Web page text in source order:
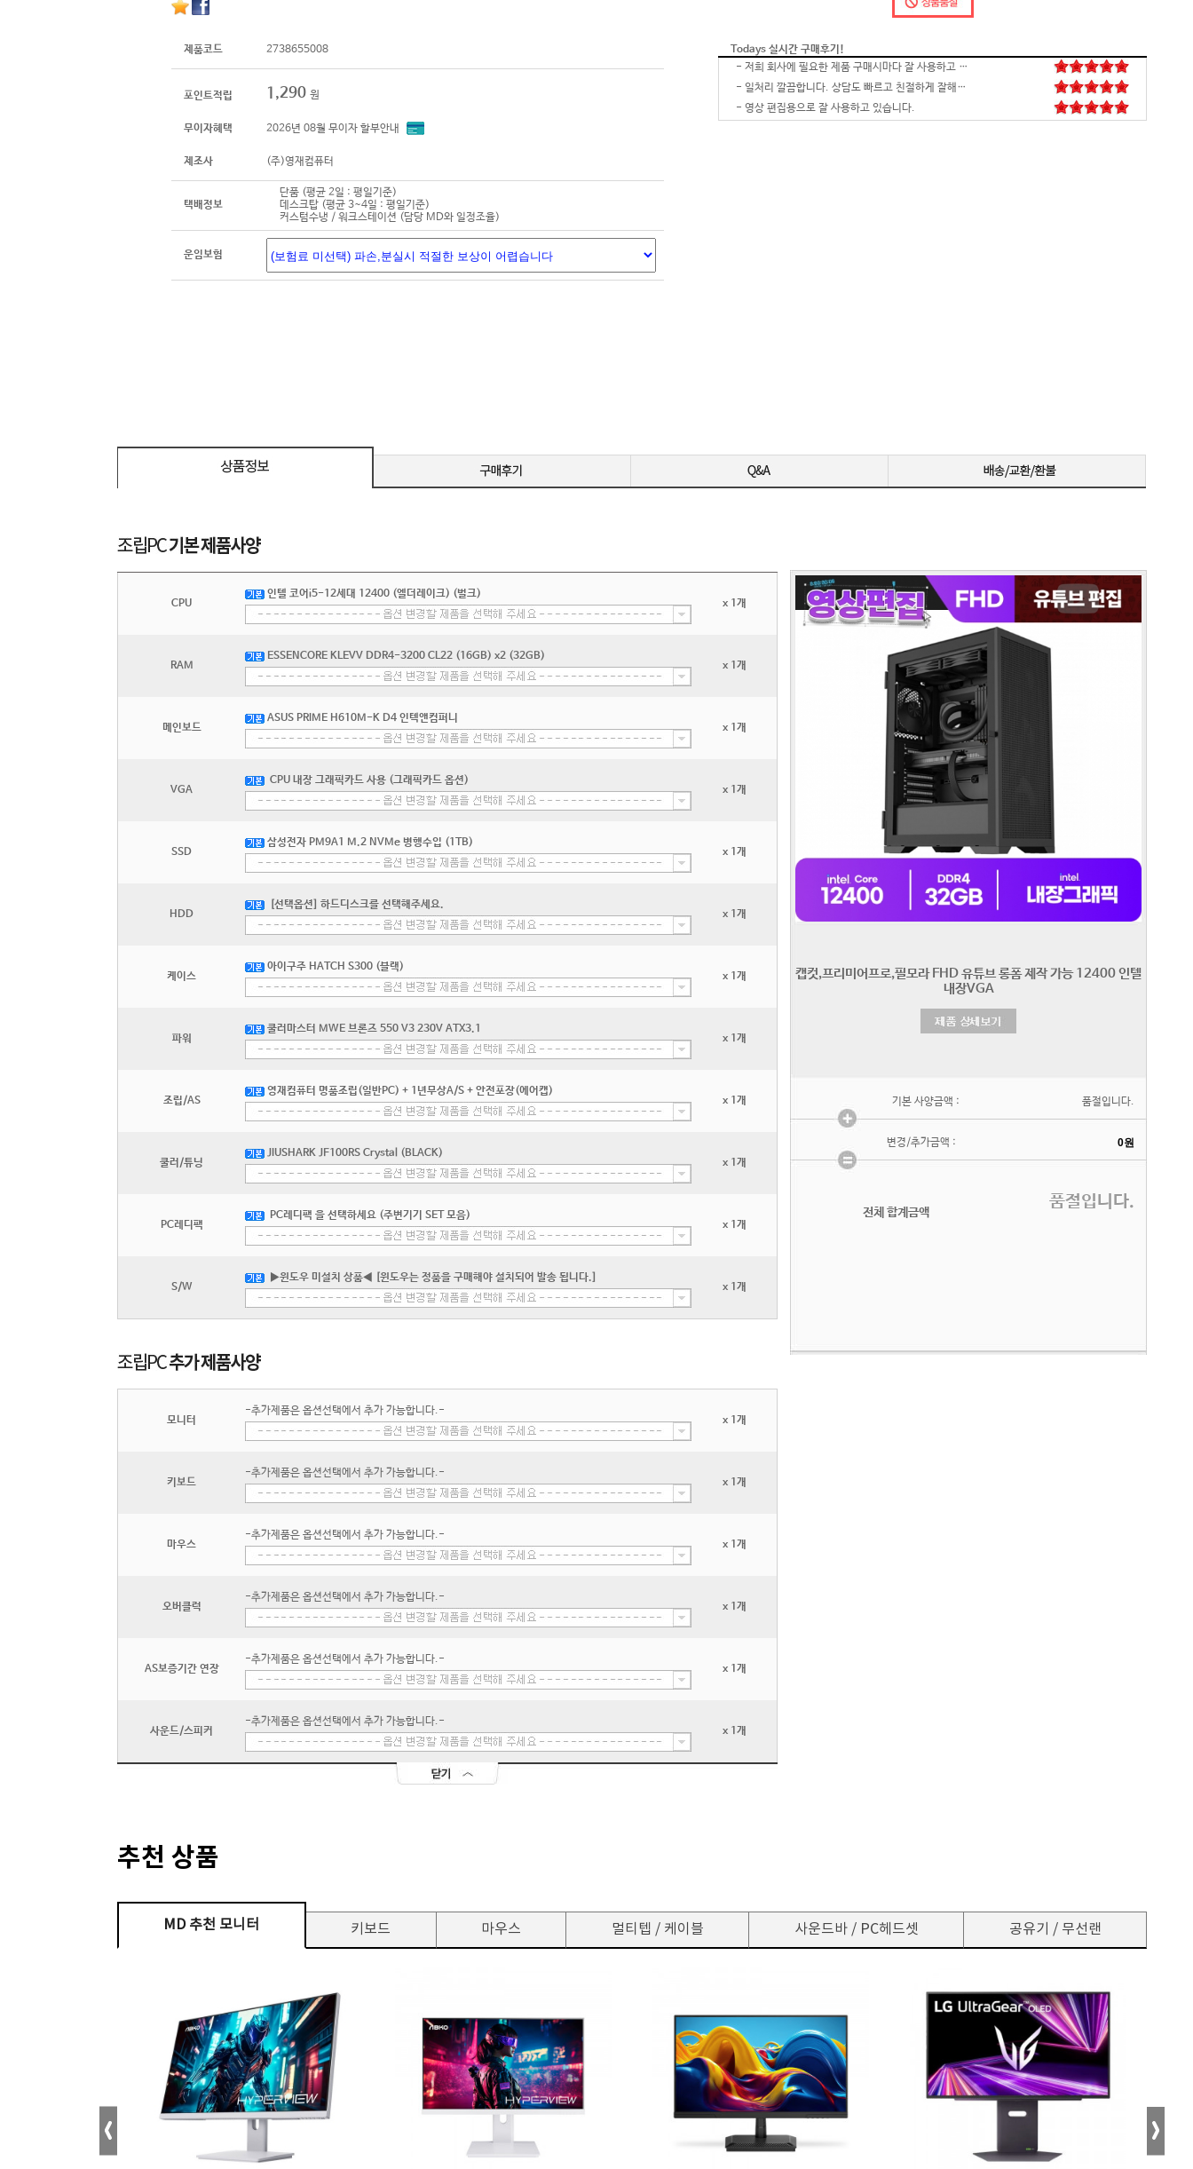
제품코드 2738655008
포인트적립 1,290 원
무이자혜택 2026년 08월 무이자 할부안내
제조사 (주)영재컴퓨터
택배정보
단품 (평균 2일 : 평일기준)
데스크탑 (평균 3~4일 : 평일기준)
커스텀수냉 / 워크스테이션 (담당 MD와 일정조율)
운임보험
Todays 실시간 구매후기!
-
배송,포장 완벽하고 컴 잘 받았습니다.세팅후 컴퓨터 사양대로 잘 되네요. 감사합니다. 발열,소리 1도 없는거 실화임 ㅋㅋㅋ
-
영롱하고 아름답습니다. 타건감도 좋습니다. 미스터리 박스랑 마우스만 사면 돼겠네요
-
CPU
인텔 코어i5-12세대 12400 (엘더레이크) (벌크)
x 1개
RAM
ESSENCORE KLEVV DDR4-3200 CL22 (16GB) x2 (32GB)
x 1개
메인보드
ASUS PRIME H610M-K D4 인텍앤컴퍼니
x 1개
VGA
CPU 내장 그래픽카드 사용 (그래픽카드 옵션)
x 1개
SSD
삼성전자 PM9A1 M.2 NVMe 병행수입 (1TB)
x 1개
HDD
[선택옵션] 하드디스크를 선택해주세요.
x 1개
케이스
아이구주 HATCH S300 (블랙)
x 1개
파워
쿨러마스터 MWE 브론즈 550 V3 230V ATX3.1
x 1개
조립/AS
영재컴퓨터 명품조립(일반PC) + 1년무상A/S + 안전포장(에어캡)
x 1개
쿨러/튜닝
JIUSHARK JF100RS Crystal (BLACK)
x 1개
PC레디팩
PC레디팩 을 선택하세요 (주변기기 SET 모음)
x 1개
S/W
▶윈도우 미설치 상품◀ [윈도우는 정품을 구매해야 설치되어 발송 됩니다.]
x 1개
모니터
-추가제품은 옵션선택에서 추가 가능합니다.-
x 1개
키보드
-추가제품은 옵션선택에서 추가 가능합니다.-
x 1개
마우스
-추가제품은 옵션선택에서 추가 가능합니다.-
x 1개
오버클럭
-추가제품은 옵션선택에서 추가 가능합니다.-
x 1개
AS보증기간 연장
-추가제품은 옵션선택에서 추가 가능합니다.-
x 1개
사운드/스피커
-추가제품은 옵션선택에서 추가 가능합니다.-
x 1개
기본 사양금액 : 품절입니다.
변경/추가금액 :
전체 합계금액
품절입니다.
추천 상품
MD 추천 모니터 키보드 마우스 멀티텝 / 케이블 사운드바 / PC헤드셋 공유기 / 무선랜